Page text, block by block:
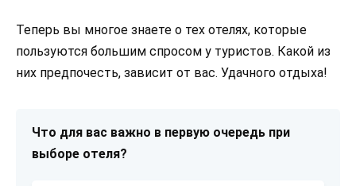
Теперь вы многое знаете о тех отелях, которые
пользуются большим спросом у туристов. Какой из
них предпочесть, зависит от вас. Удачного отдыха!
Что для вас важно в первую очередь при
выборе отеля?